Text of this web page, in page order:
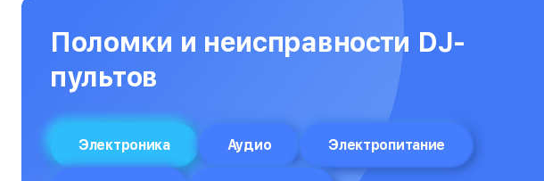
Оптические прицелы
Компьютеры
Поломки и неисправности DJ-
пультов
Электроника Аудио Электропитание